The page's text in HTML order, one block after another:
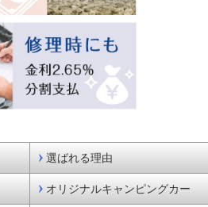
選ばれる理由
オリジナルキャンピングカー